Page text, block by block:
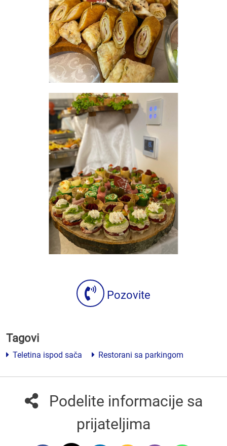
Pozovite
Tagovi
Teletina ispod sača Restorani sa parkingom
Podelite informacije sa
prijateljima